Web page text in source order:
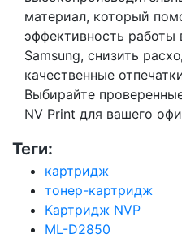
материал, который
эффективность работы
Samsung, снизить
качественные
Выбирайте
NV Print для вашего
Теги:
картридж
тонер-картридж
Картридж NVP
ML-D2850